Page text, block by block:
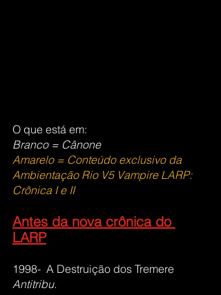
O que está em:
Branco = Cânone
Amarelo = Conteúdo exclusivo da
Ambientação Rio V5 Vampire LARP:
Crônica I e II
Antes da nova crônica do
LARP
1998-  A Destruição dos Tremere
Antitribu.